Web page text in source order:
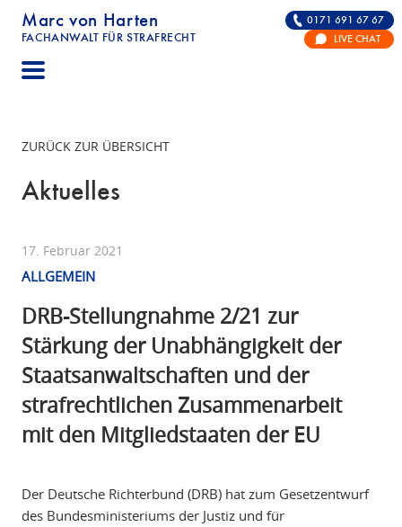
Marc von Harten
FACHANWALT FÜR STRAFRECHT
STRAFRECHT | RECHTSANWALT FÜR DIE
0171 691 67 67
LIVE CHAT
ZURÜCK ZUR ÜBERSICHT
Aktuelles
17. Februar 2021
ALLGEMEIN
DRB-Stellungnahme 2/21 zur
Stärkung der Unabhängigkeit der
Staatsanwaltschaften und der
strafrechtlichen Zusammenarbeit
mit den Mitgliedstaaten der EU
Der Deutsche Richterbund (DRB) hat zum Gesetzentwurf
des Bundesministeriums der Justiz und für